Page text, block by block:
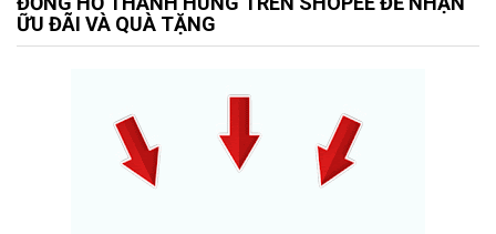
ỮU ĐÃI VÀ QUÀ TẶNG